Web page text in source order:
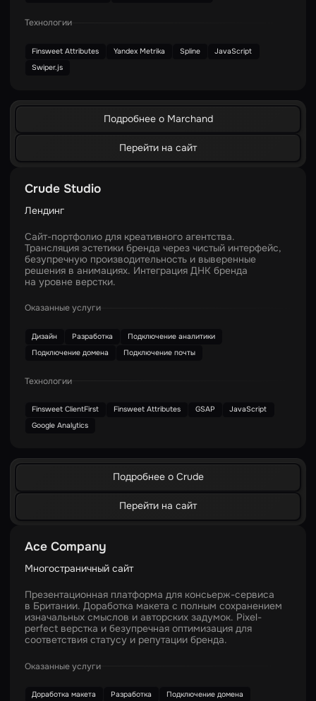
Технологии
Finsweet Attributes Yandex Metrika Spline
JavaScript
Swiper.js
Подробнее о Marchand
Перейти на сайт
Crude Studio
Лендинг
Сайт-портфолио для креативного агентства.
Трансляция эстетики бренда через чистый интерфейс,
безупречную производительность и выверенные
решения в анимациях. Интеграция ДНК бренда
на уровне верстки.
Оказанные услуги
Дизайн Разработка
Подключение аналитики
Подключение домена
Подключение почты
Технологии
Finsweet ClientFirst Finsweet Attributes GSAP
JavaScript
Google Analytics
Подробнее о Crude
Перейти на сайт
Ace Company
Многостраничный сайт
Презентационная платформа для консьерж-сервиса
в Британии. Доработка макета с полным сохранением
изначальных смыслов и авторских задумок. Pixel-
perfect верстка и безупречная оптимизация для
соответствия статусу и репутации бренда.
Оказанные услуги
Доработка макета Разработка Подключение домена